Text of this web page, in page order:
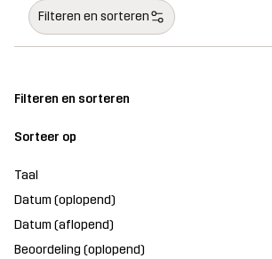
Filteren en sorteren
Filteren en sorteren
Sorteer op
Taal
Datum (oplopend)
Datum (aflopend)
Beoordeling (oplopend)